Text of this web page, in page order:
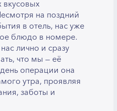
на поздний
в отель, нас уже
блюдо в номере.
лично и сразу
что мы — её
операции она
утра, проявляя
заботы и